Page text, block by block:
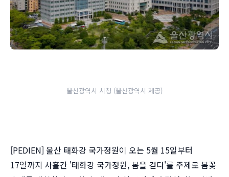
울산광역시 시청 (울산광역시 제공)
[PEDIEN] 울산 태화강 국가정원이 오는 5월 15일부터
17일까지 사흘간 '태화강 국가정원, 봄을 걷다'를 주제로 봄꽃